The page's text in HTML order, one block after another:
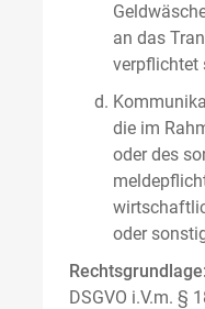
an das
verpflichtet
die im
oder des
oder
Rechtsgrundlage:
DSGVO i.V.m. §